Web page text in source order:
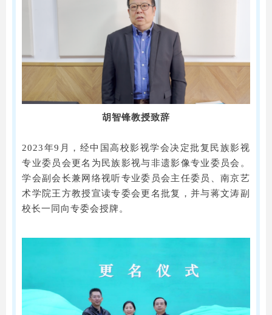
胡智锋教授致辞
2023年9月，经中国高校影视学会决定批复民族影视
专业委员会更名为民族影视与非遗影像专业委员会。
学会副会长兼网络视听专业委员会主任委员、南京艺
术学院王方教授宣读专委会更名批复，并与蒋文涛副
校长一同向专委会授牌。